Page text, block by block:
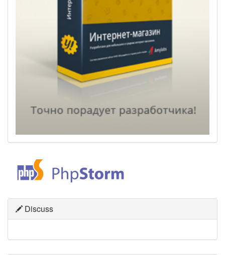
Discuss